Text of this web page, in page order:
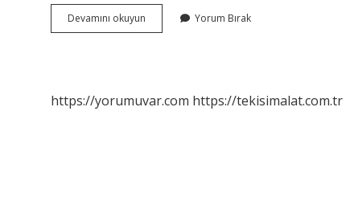
Devamını okuyun
Büfe
Yorum Bırak
https://yorumuvar.com https://tekisimalat.com.tr